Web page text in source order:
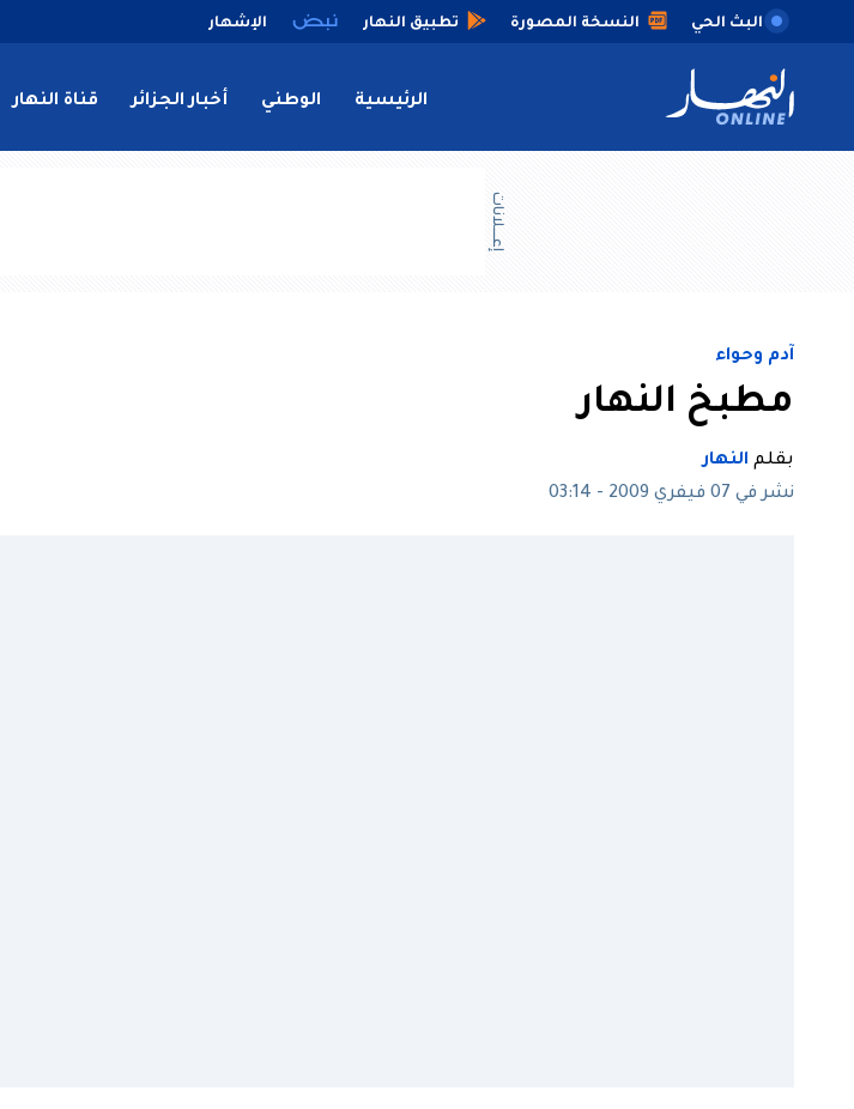
البث الحي النسخة المصورة تطبيق النهار الإشهار
الرئيسية الوطني أخبار الجزائر قناة النهار
إعــــلانات
آدم وحواء
مطبخ النهار
بقلم النهار
نشر في 07 فيفري 2009 - 03:14